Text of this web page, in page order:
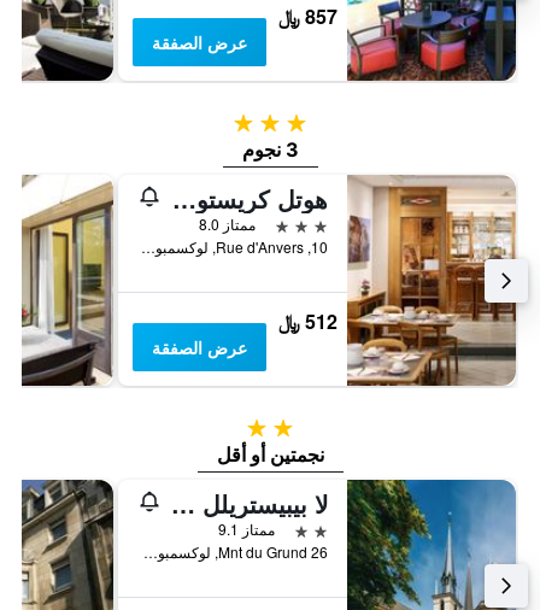
857 ﷼
عرض الصفقة
3 نجوم
3 نجوم
هوتل كريستوف كولومب
3 نجوم
ممتاز 8.0
10, Rue d'Anvers, لوكسمبورغ ستي, مقاطعة لوكسمبورغ, لوكسمبورج
512 ﷼
عرض الصفقة
2 نجمتين
نجمتين أو أقل
لا بيبيستريلل بي آند بي هوتل
2 نجمتين
ممتاز 9.1
26 Mnt du Grund, لوكسمبورغ ستي, مقاطعة لوكسمبورغ, لوكسمبورج